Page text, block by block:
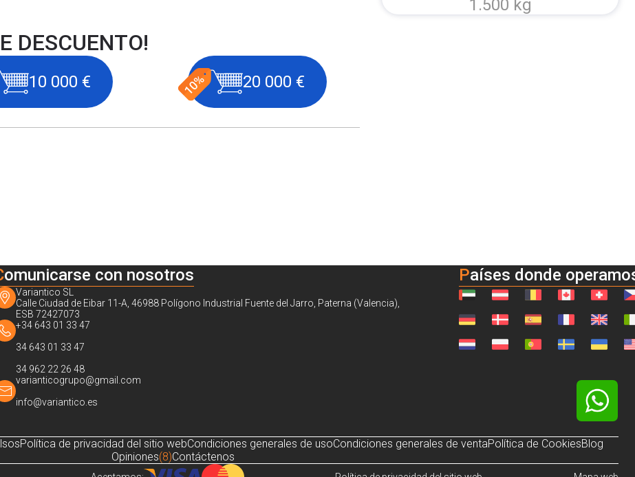
DESCUENTO!
10 000 € 20 000 €
1.500 kg
omunicarse con nosotros
Variantico SL
Calle Ciudad de Eibar 11-A, 46988 Polígono Industrial Fuente del Jarro, Paterna (Valencia),
ESB 72427073
+34 643 01 33 47
34 643 01 33 47
34 962 22 26 48
varianticogrupo@gmail.com
info@variantico.es
Países donde
Política de privacidad del sitio webCondiciones generales de usoCondiciones generales de ventaPolítica de CookiesBlog
Opiniones(8)Contáctenos